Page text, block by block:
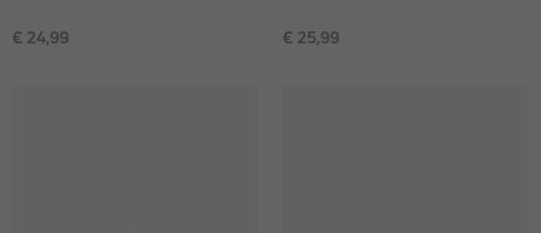
€ 24,99 € 25,99